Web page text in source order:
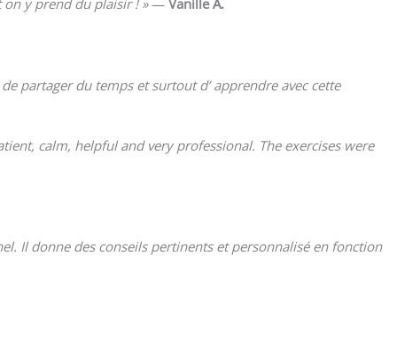
on y prend du plaisir ! »— Vanille A.
partager du temps et surtout d’ apprendre avec cette
calm, helpful and very professional. The exercises were
Il donne des conseils pertinents et personnalisé en fonction